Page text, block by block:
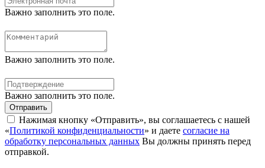
Важно заполнить это поле.
Важно заполнить это поле.
Важно заполнить это поле.
Отправить
Нажимая кнопку «Отправить», вы соглашаетесь с нашей
«Политикой конфиденциальности» и даете согласие на
обработку персональных данных Вы должны принять перед
отправкой.